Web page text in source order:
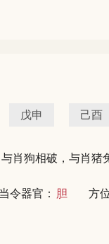
戊申 己酉
肖狗相破，与肖猪
当令器官： 胆 方